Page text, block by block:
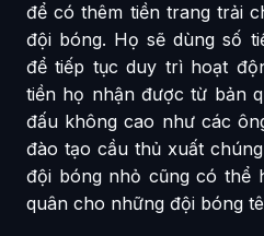
để có thêm tiền trang trải
đội bóng. Họ sẽ dùng số
để tiếp tục duy trì hoạt
tiền họ nhận được từ bản
đấu không cao như các
đào tạo cầu thủ xuất
đội bóng nhỏ cũng có thể
quân cho những đội bóng